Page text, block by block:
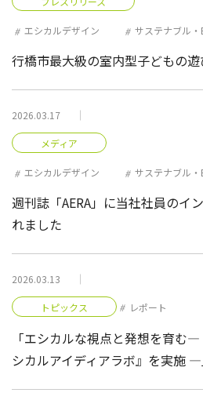
エシカルデザイン サステナブル・
行橋市最大級の室内型子どもの遊
2026.03.17
メディア
エシカルデザイン サステナブル・
週刊誌「AERA」に当社社員のイ
れました
2026.03.13
トピックス レポート
「エシカルな視点と発想を育む
シカルアイディアラボ』を実施